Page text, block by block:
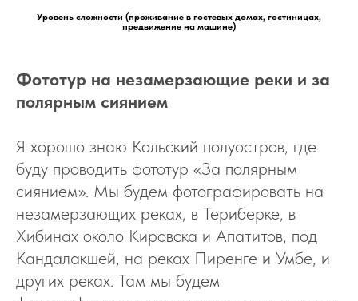
Уровень сложности (проживание в гостевых домах, гостиницах,
предвижение на машине)
Фототур на незамерзающие реки и за
полярным сиянием
Я хорошо знаю Кольский полуостров, где
буду проводить фототур «За полярным
сиянием». Мы будем фотографировать на
незамерзающих реках, в Териберке, в
Хибинах около Кировска и Апатитов, под
Кандалакшей, на реках Пиренге и Умбе, и
других реках. Там мы будем